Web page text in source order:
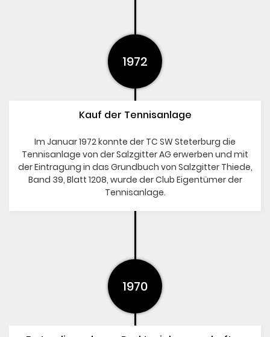
1972
Kauf der Tennisanlage
Im Januar 1972 konnte der TC SW Steterburg die
Tennisanlage von der Salzgitter AG erwerben und mit
der Eintragung in das Grundbuch von Salzgitter Thiede,
Band 39, Blatt 1208, wurde der Club Eigentümer der
Tennisanlage.
1970